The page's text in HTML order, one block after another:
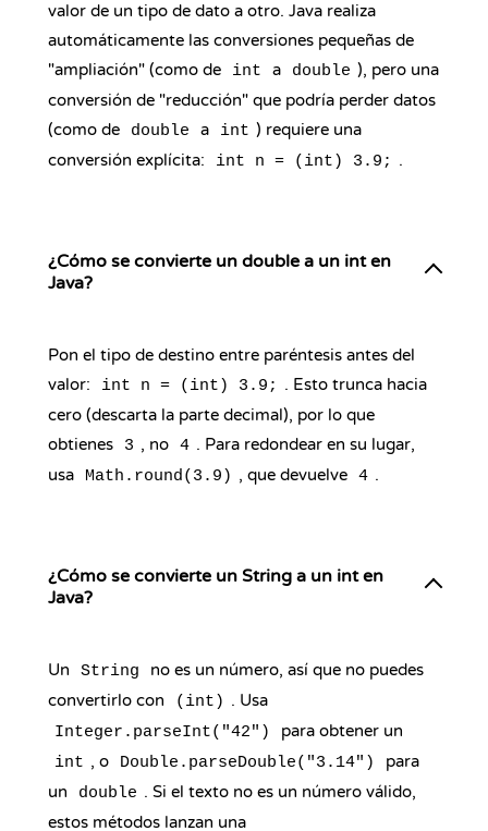
valor de un tipo de dato a otro. Java realiza
automáticamente las conversiones pequeñas de
"ampliación" (como de
int a double ), pero una
conversión de "reducción" que podría perder datos
(como de
double a int ) requiere una
conversión explícita:
int n = (int) 3.9; .
¿Cómo se convierte un double a un int en
Java?
Pon el tipo de destino entre paréntesis antes del
valor:
int n = (int) 3.9; . Esto trunca hacia
cero (descarta la parte decimal), por lo que
obtienes
3 , no 4 . Para redondear en su lugar,
usa
Math.round(3.9) , que devuelve 4 .
¿Cómo se convierte un String a un int en
Java?
Un String
no es un número, así que no puedes
convertirlo con
(int) . Usa
Integer.parseInt("42") para obtener un
int , o Double.parseDouble("3.14")
para
un
double . Si el texto no es un número válido,
estos métodos lanzan una